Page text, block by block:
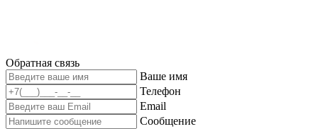
Обратная связь
Ваше имя
Телефон
Email
Сообщение